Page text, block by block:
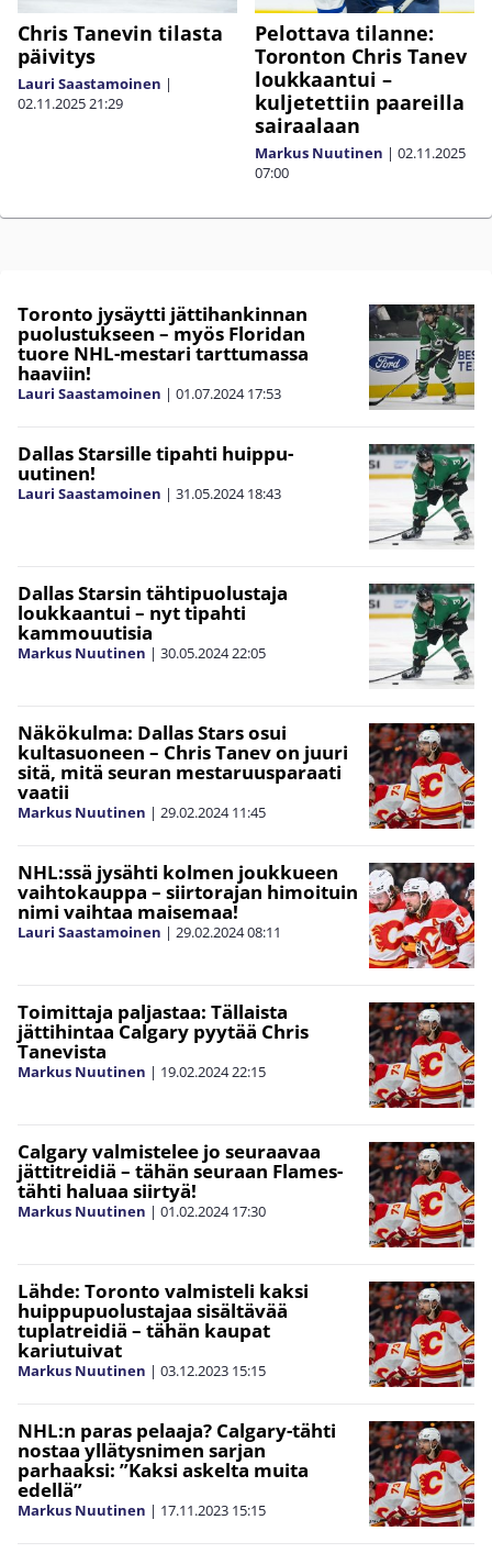
Chris Tanevin tilasta
päivitys
Lauri Saastamoinen |
02.11.202521:29
Pelottava tilanne:
Toronton Chris Tanev
loukkaantui –
kuljetettiin paareilla
sairaalaan
Markus Nuutinen | 02.11.2025
07:00
Toronto jysäytti jättihankinnan
puolustukseen – myös Floridan
tuore NHL-mestari tarttumassa
haaviin!
Lauri Saastamoinen | 01.07.2024 17:53
Dallas Starsille tipahti huippu-
uutinen!
Lauri Saastamoinen | 31.05.2024 18:43
Dallas Starsin tähtipuolustaja
loukkaantui – nyt tipahti
kammouutisia
Markus Nuutinen | 30.05.202422:05
Näkökulma: Dallas Stars osui
kultasuoneen – Chris Tanev on juuri
sitä, mitä seuran mestaruusparaati
vaatii
Markus Nuutinen | 29.02.2024 11:45
NHL:ssä jysähti kolmen joukkueen
vaihtokauppa – siirtorajan himoituin
nimi vaihtaa maisemaa!
Lauri Saastamoinen | 29.02.202408:11
Toimittaja paljastaa: Tällaista
jättihintaa Calgary pyytää Chris
Tanevista
Markus Nuutinen | 19.02.202422:15
Calgary valmistelee jo seuraavaa
jättitreidiä – tähän seuraan Flames-
tähti haluaa siirtyä!
Markus Nuutinen | 01.02.2024 17:30
Lähde: Toronto valmisteli kaksi
huippupuolustajaa sisältävää
tuplatreidiä – tähän kaupat
kariutuivat
Markus Nuutinen | 03.12.2023 15:15
NHL:n paras pelaaja? Calgary-tähti
nostaa yllätysnimen sarjan
parhaaksi: ”Kaksi askelta muita
edellä”
Markus Nuutinen | 17.11.2023 15:15